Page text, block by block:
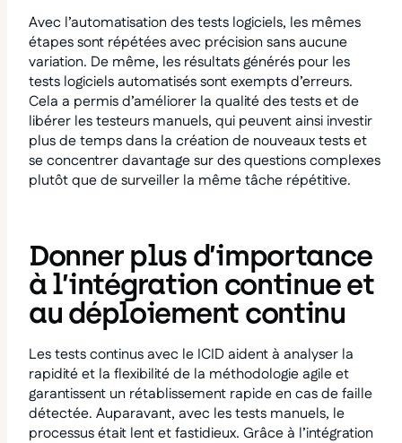
Avec l’automatisation des tests logiciels, les mêmes
étapes sont répétées avec précision sans aucune
variation. De même, les résultats générés pour les
tests logiciels automatisés sont exempts d’erreurs.
Cela a permis d’améliorer la qualité des tests et de
libérer les testeurs manuels, qui peuvent ainsi investir
plus de temps dans la création de nouveaux tests et
se concentrer davantage sur des questions complexes
plutôt que de surveiller la même tâche répétitive.
Donner plus d’importance
à l’intégration continue et
au déploiement continu
Les tests continus avec le ICID aident à analyser la
rapidité et la flexibilité de la méthodologie agile et
garantissent un rétablissement rapide en cas de faille
détectée. Auparavant, avec les tests manuels, le
processus était lent et fastidieux. Grâce à l’intégration